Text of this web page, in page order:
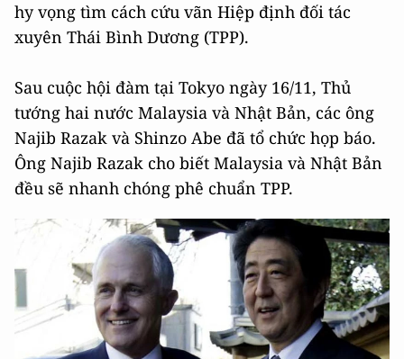
hy vọng tìm cách cứu vãn Hiệp định đối tác
xuyên Thái Bình Dương (TPP).
Sau cuộc hội đàm tại Tokyo ngày 16/11, Thủ
tướng hai nước Malaysia và Nhật Bản, các ông
Najib Razak và Shinzo Abe đã tổ chức họp báo.
Ông Najib Razak cho biết Malaysia và Nhật Bản
đều sẽ nhanh chóng phê chuẩn TPP.